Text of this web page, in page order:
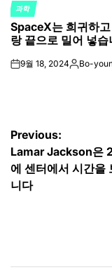
POSTED
IN
과학
SpaceX는 희귀하
랑 끝으로 밀어 넣습
on9월 18, 2024Posted
Bo-
글
탐
색
Previous:
Lamar Jackson은
에 센터에서 시간을
니다